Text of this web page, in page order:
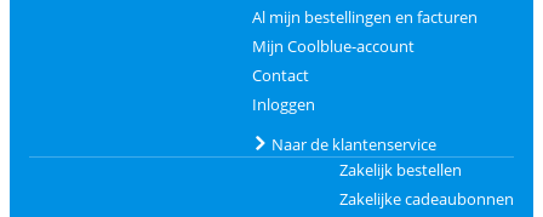
Al mijn bestellingen en facturen
Mijn Coolblue-account
Contact
Inloggen
Naar de klantenservice
Zakelijk bestellen
Zakelijke cadeaubonnen